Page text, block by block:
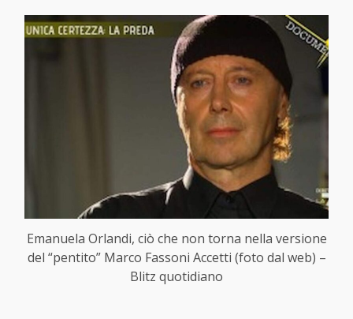
Emanuela Orlandi, ciò che non torna nella versione
del “pentito” Marco Fassoni Accetti (foto dal web) –
Blitz quotidiano